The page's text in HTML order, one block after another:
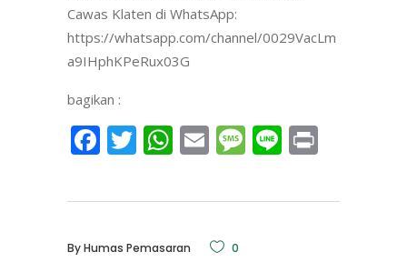
Cawas Klaten di WhatsApp:
https://whatsapp.com/channel/0029VacLm
a9IHphKPeRux03G
bagikan :
Facebook
Twitter
WhatsApp
EmailMessage
Line
ByHumas Pemasaran 0